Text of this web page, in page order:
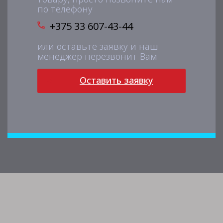
по телефону
+375 33 607-43-44
или оставьте заявку и наш
менеджер перезвонит Вам
Оставить заявку